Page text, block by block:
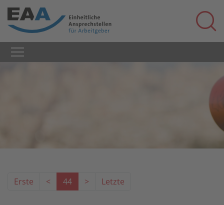
Erste < 44 > Letzte